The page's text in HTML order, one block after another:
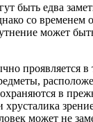
быть едва
со временем
может
проявляется в
в
может не